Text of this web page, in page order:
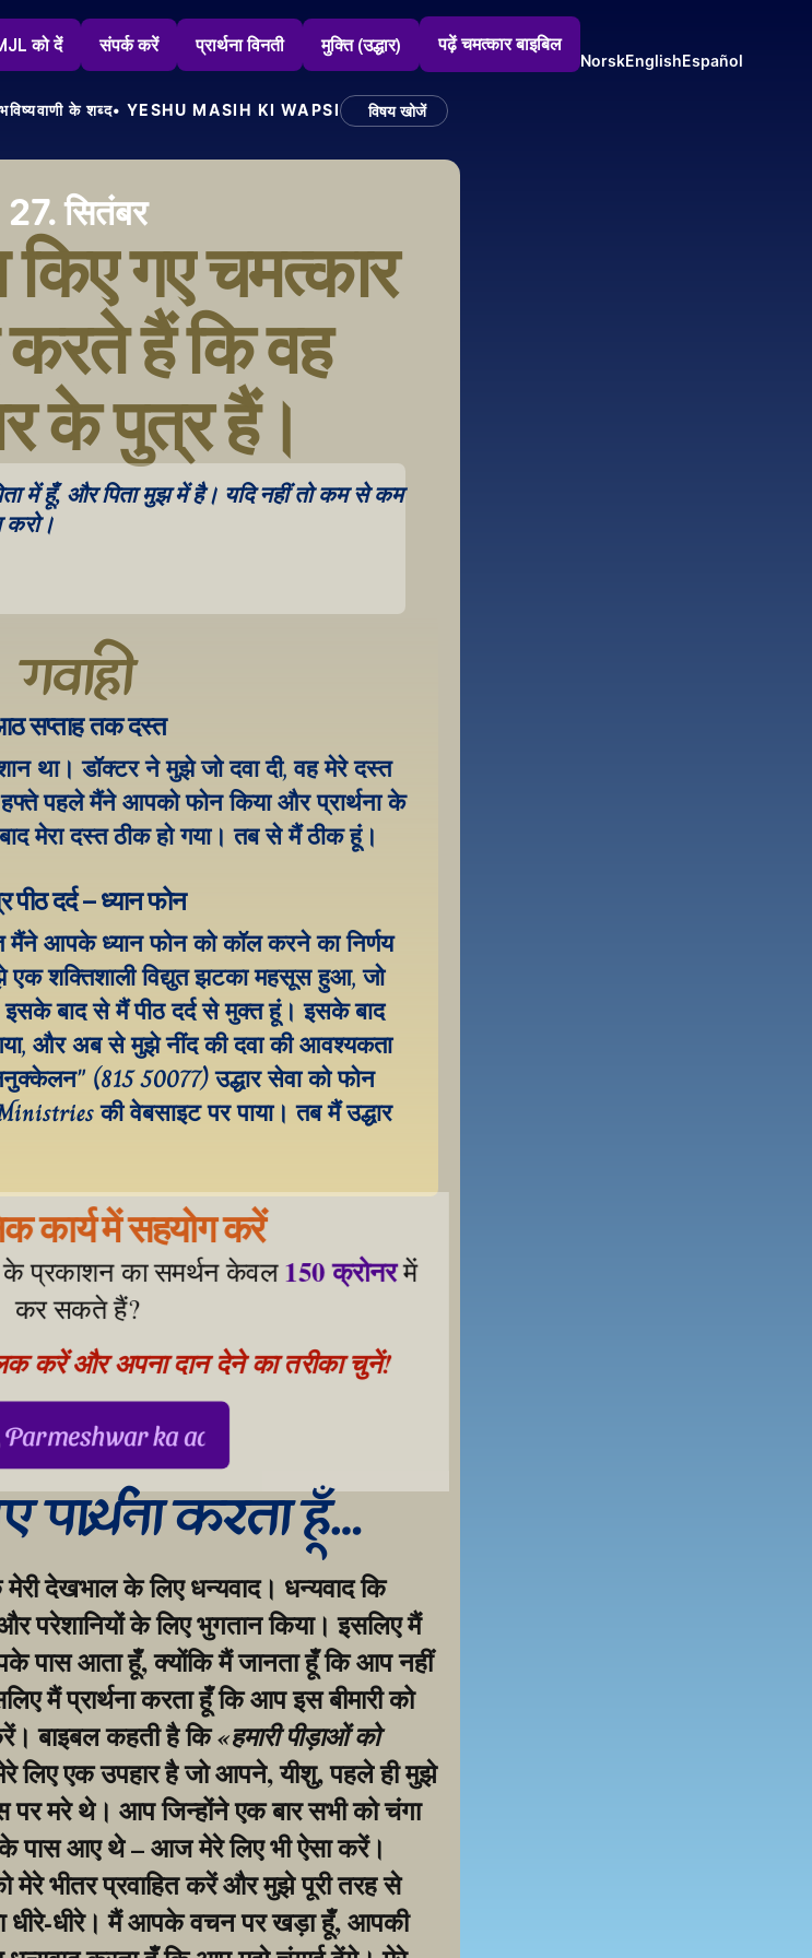
को दें संपर्क करें प्रार्थना विनती मुक्ति (उद्धार) पढ़ें चमत्कार बाइबिल
NorskEnglishEspañol
के शब्द• YESHU MASIH KI WAPSI विषय खोजें
27. सितंबर
किए गए चमत्कार
करते हैं कि वह
के पुत्र हैं।
में हूँ, और पिता मुझ में है। यदि नहीं तो कम से कम
करो।
गवाही
सप्ताह तक दस्त
था। डॉक्टर ने मुझे जो दवा दी, वह मेरे दस्त
पहले मैंने आपको फोन किया और प्रार्थना के
मेरा दस्त ठीक हो गया। तब से मैं ठीक हूं।
पीठ दर्द – ध्यान फोन
मैंने आपके ध्यान फोन को कॉल करने का निर्णय
शक्तिशाली विद्युत झटका महसूस हुआ, जो
बाद से मैं पीठ दर्द से मुक्त हूं। इसके बाद
और अब से मुझे नींद की दवा की आवश्यकता
(815 50077) उद्धार सेवा को फोन
की वेबसाइट पर पाया। तब मैं उद्धार
कार्य में सहयोग करें
प्रकाशन का समर्थन केवल 150 क्रोनर में
कर सकते हैं?
करें और अपना दान देने का तरीका चुनें!
Parmeshwar ka aabhar, aapke samarthan ke liye!
करता हूँ…
देखभाल के लिए धन्यवाद। धन्यवाद कि
परेशानियों के लिए भुगतान किया। इसलिए मैं
पास आता हूँ, क्योंकि मैं जानता हूँ कि आप नहीं
मैं प्रार्थना करता हूँ कि आप इस बीमारी को
बाइबल कहती है कि «हमारी पीड़ाओं को
लिए एक उपहार है जो आपने, यीशु, पहले ही मुझे
मरे थे। आप जिन्होंने एक बार सभी को चंगा
पास आए थे – आज मेरे लिए भी ऐसा करें।
मेरे भीतर प्रवाहित करें और मुझे पूरी तरह से
धीरे-धीरे। मैं आपके वचन पर खड़ा हूँ, आपकी